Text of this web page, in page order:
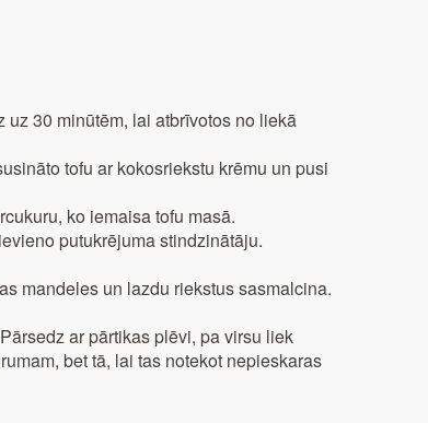
30 minūtēm, lai atbrīvotos no liekā
tofu ar kokosriekstu krēmu un pusi
ko iemaisa tofu masā.
putukrējuma stindzinātāju.
mandeles un lazdu riekstus sasmalcina.
ar pārtikas plēvi, pa virsu liek
bet tā, lai tas notekot nepieskaras